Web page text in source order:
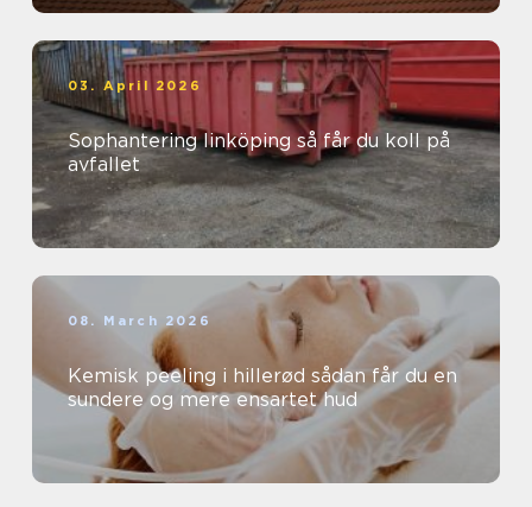
03. April 2026
Sophantering linköping så får du koll på
avfallet
08. March 2026
Kemisk peeling i hillerød sådan får du en
sundere og mere ensartet hud